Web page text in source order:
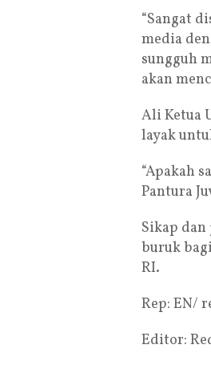
“Sangat
media
sungguh
akan
Ali Ketua
layak
“Apakah
Pantura
Sikap
buruk
RI.
Rep: EN/
Editor: